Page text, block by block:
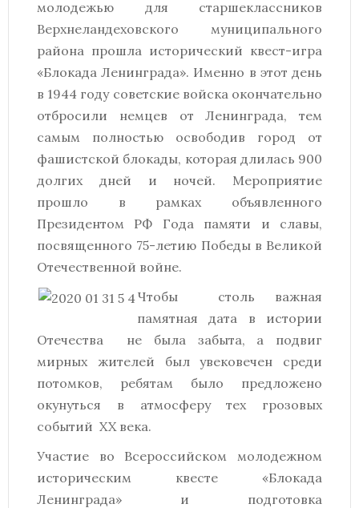
молодежью для старшеклассников
Верхнеландеховского муниципального
района прошла исторический квест-игра
«Блокада Ленинграда». Именно в этот день
в 1944 году советские войска окончательно
отбросили немцев от Ленинграда, тем
самым полностью освободив город от
фашистской блокады, которая длилась 900
долгих дней и ночей. Мероприятие
прошло в рамках объявленного
Президентом РФ Года памяти и славы,
посвященного 75-летию Победы в Великой
Отечественной войне.
Чтобы столь важная
памятная дата в истории
Отечества не была забыта, а подвиг
мирных жителей был увековечен среди
потомков, ребятам было предложено
окунуться в атмосферу тех грозовых
событий XX века.
Участие во Всероссийском молодежном
историческим квесте «Блокада
Ленинграда» и подготовка